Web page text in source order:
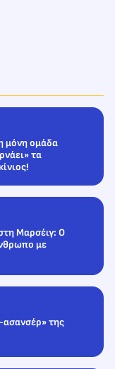
μόνη ομάδα
τα
Μαρσέιγ: Ο
με
της